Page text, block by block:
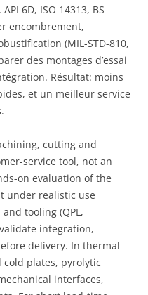
6D, ISO 14313, BS
encombrement,
(MIL-STD-810,
des montages d’essai
Résultat: moins
et un meilleur service
cutting and
service tool, not an
on evaluation of the
under realistic use
tooling (QPL,
integration,
delivery. In thermal
plates, pyrolytic
interfaces,